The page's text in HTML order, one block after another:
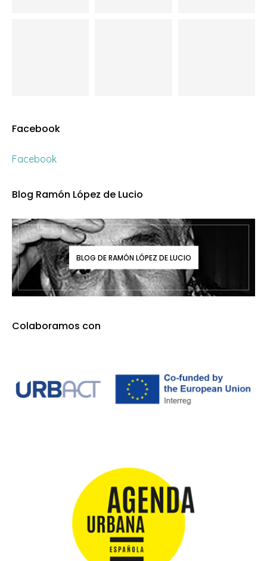
Facebook
Facebook
Blog Ramón López de Lucio
BLOG DE RAMÓN LÓPEZ DE LUCIO
Colaboramos con